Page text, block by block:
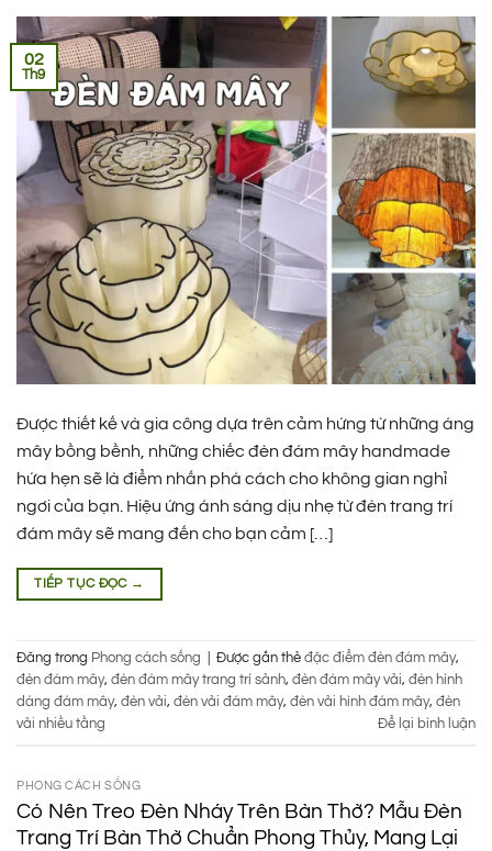
02
Th9
Được thiết kế và gia công dựa trên cảm hứng từ những áng
mây bồng bềnh, những chiếc đèn đám mây handmade
hứa hẹn sẽ là điểm nhấn phá cách cho không gian nghỉ
ngơi của bạn. Hiệu ứng ánh sáng dịu nhẹ từ đèn trang trí
đám mây sẽ mang đến cho bạn cảm […]
TIẾP TỤC ĐỌC →
Đăng trong Phong cách sống Được gắn thẻ đặc điểm đèn đám mây,
đèn đám mây, đèn đám mây trang trí sảnh, đèn đám mây vải, đèn hình
dáng đám mây, đèn vải, đèn vải đám mây, đèn vải hình đám mây, đèn
vải nhiều tầng
Để lại bình luận
PHONG CÁCH SỐNG
Có Nên Treo Đèn Nháy Trên Bàn Thờ? Mẫu Đèn
Trang Trí Bàn Thờ Chuẩn Phong Thủy, Mang Lại